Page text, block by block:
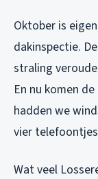
Oktober is
dakinspectie.
straling
En nu komen
hadden we
vier
Wat veel